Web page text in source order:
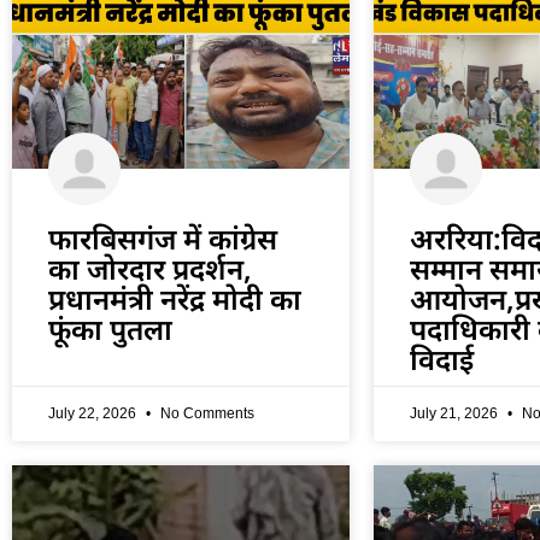
फारबिसगंज में कांग्रेस
का जोरदार प्रदर्शन,
प्रधानमंत्री नरेंद्र मोदी का
फूंका पुतला
July 22, 2026 No Comments
सम्मान
विदाई
July 21, 2026